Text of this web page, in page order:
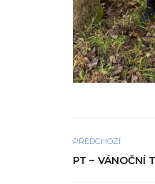
PŘEDCHOZÍ
PT – VÁNOČNÍ